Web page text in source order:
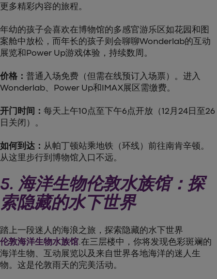
更多精彩内容的旅程。
年幼的孩子会喜欢在博物馆的多感官游乐区如花园和图
案舱中放松，而年长的孩子则会聊聊Wonderlab的互动
展览和Power Up游戏体验，持续数周。
价格： 普通入场免费（但需在线预订入场票）。进入
Wonderlab、Power Up和IMAX展区需缴费。
开门时间： 每天上午10点至下午6点开放（12月24日至26
日关闭）。
如何到达： 从帕丁顿站乘地铁（环线）前往南肯辛顿。
从这里步行到博物馆入口不远。
5. 海洋生物伦敦水族馆：探
索隐藏的水下世界
踏上一段迷人的海浪之旅，探索隐藏的水下世界
伦敦海洋生物水族馆.在三层楼中，你将发现色彩斑斓的
海洋生物、互动展览以及来自世界各地海洋的迷人生
物。这是伦敦雨天的完美活动。